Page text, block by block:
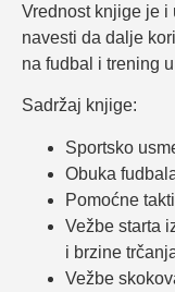
Vrednost knjige je i
navesti da dalje
na fudbal i trening
Sadržaj knjige:
Sportsko
Obuka
Pomoćne
Vežbe starta
i brzine
Vežbe